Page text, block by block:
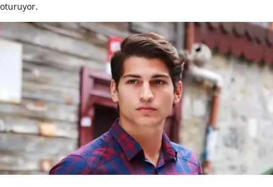
oturuyor.